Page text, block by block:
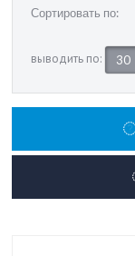
Сортировать по:
выводить по: 30